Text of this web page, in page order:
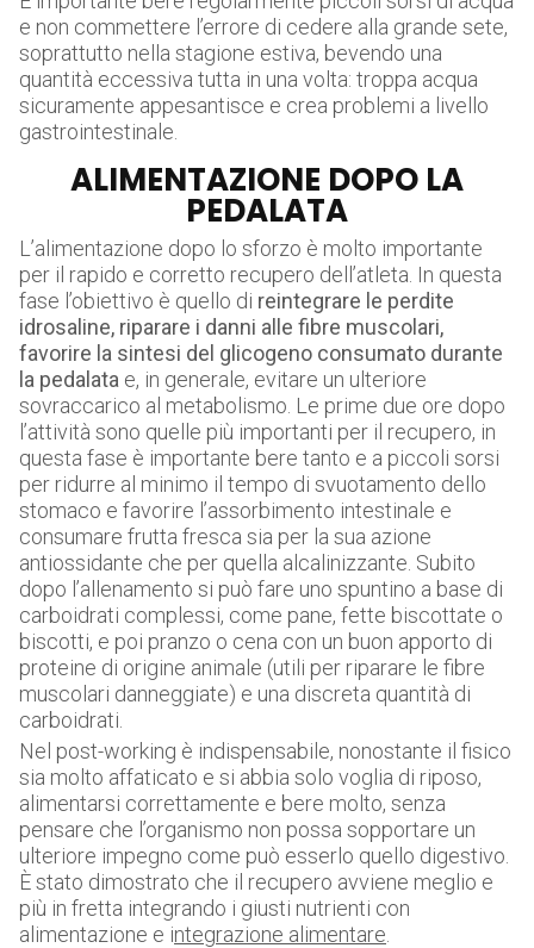
e non commettere l’errore di cedere alla grande sete,
soprattutto nella stagione estiva, bevendo una
quantità eccessiva tutta in una volta: troppa acqua
sicuramente appesantisce e crea problemi a livello
gastrointestinale.
ALIMENTAZIONE DOPO LA
PEDALATA
L’alimentazione dopo lo sforzo è molto importante
per il rapido e corretto recupero dell’atleta. In questa
fase l’obiettivo è quello di reintegrare le perdite
idrosaline, riparare i danni alle fibre muscolari,
favorire la sintesi del glicogeno consumato durante
la pedalata e, in generale, evitare un ulteriore
sovraccarico al metabolismo. Le prime due ore dopo
l’attività sono quelle più importanti per il recupero, in
questa fase è importante bere tanto e a piccoli sorsi
per ridurre al minimo il tempo di svuotamento dello
stomaco e favorire l’assorbimento intestinale e
consumare frutta fresca sia per la sua azione
antiossidante che per quella alcalinizzante. Subito
dopo l’allenamento si può fare uno spuntino a base di
carboidrati complessi, come pane, fette biscottate o
biscotti, e poi pranzo o cena con un buon apporto di
proteine di origine animale (utili per riparare le fibre
muscolari danneggiate) e una discreta quantità di
carboidrati.
Nel post-working è indispensabile, nonostante il fisico
sia molto affaticato e si abbia solo voglia di riposo,
alimentarsi correttamente e bere molto, senza
pensare che l’organismo non possa sopportare un
ulteriore impegno come può esserlo quello digestivo.
È stato dimostrato che il recupero avviene meglio e
più in fretta integrando i giusti nutrienti con
alimentazione e integrazione alimentare